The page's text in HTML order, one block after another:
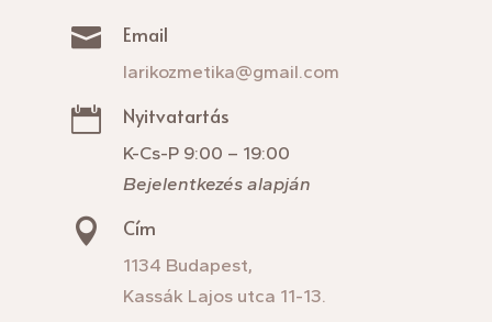
 Email
larikozmetika@gmail.com
 Nyitvatartás
K-Cs-P 9:00 – 19:00
Bejelentkezés alapján
 Cím
1134 Budapest,
Kassák Lajos utca 11-13.